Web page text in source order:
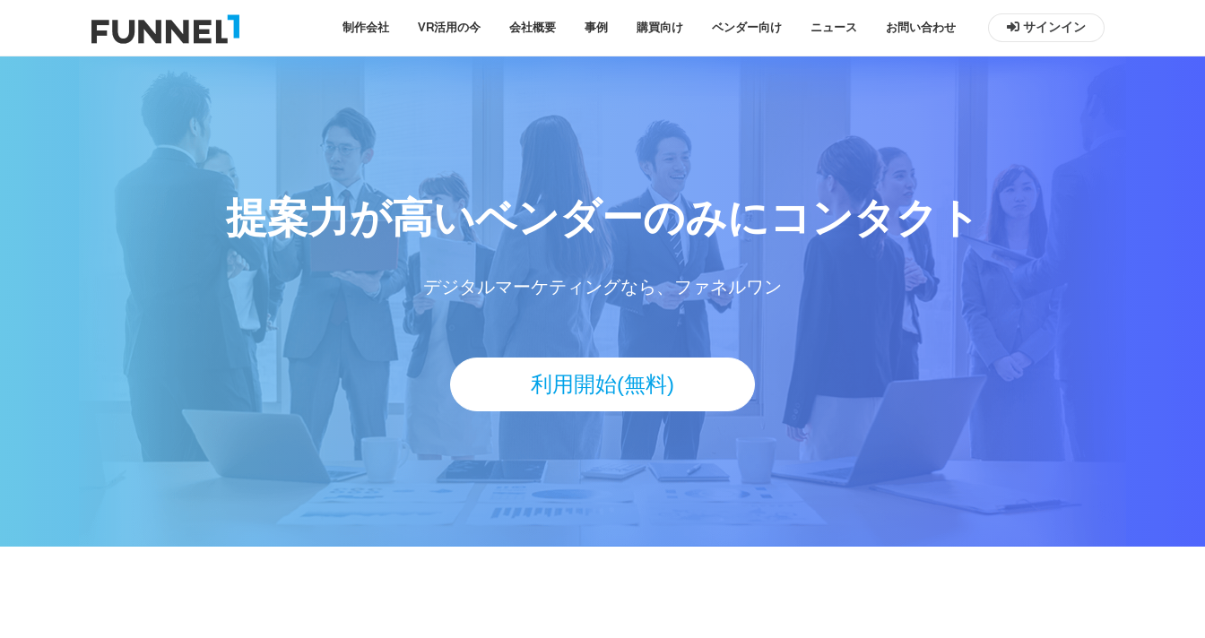
制作会社 VR活用の今 会社概要 事例 購買向け ベンダー向け ニュース お問い合わせ サインイン
提案力が高いベンダーのみにコンタクト
デジタルマーケティングなら、ファネルワン
利用開始(無料)